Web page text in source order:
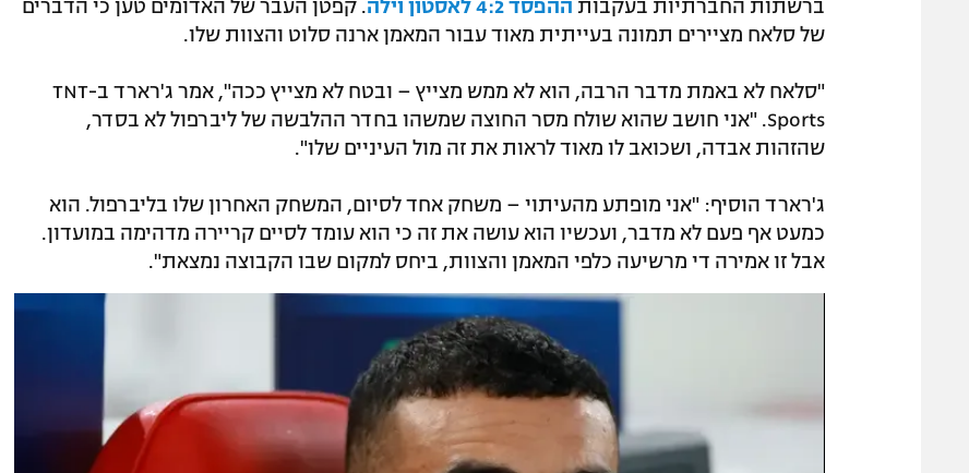
ברשתות החברתיות בעקבות ההפסד 4:2 לאסטון וילה
. קפטן העבר של האדומים טען כי הדברים
של סלאח מציירים תמונה בעייתית מאוד עבור המאמן ארנה סלוט והצוות שלו.
"סלאח לא באמת מדבר הרבה, הוא לא ממש מצייץ – ובטח לא מצייץ ככה", אמר ג'רארד ב-TNT
Sports. "אני חושב שהוא שולח מסר החוצה שמשהו בחדר ההלבשה של ליברפול לא בסדר,
שהזהות אבדה, ושכואב לו מאוד לראות את זה מול העיניים שלו".
ג'רארד הוסיף: "אני מופתע מהעיתוי – משחק אחד לסיום, המשחק האחרון שלו בליברפול. הוא
כמעט אף פעם לא מדבר, ועכשיו הוא עושה את זה כי הוא עומד לסיים קריירה מדהימה במועדון.
אבל זו אמירה די מרשיעה כלפי המאמן והצוות, ביחס למקום שבו הקבוצה נמצאת".